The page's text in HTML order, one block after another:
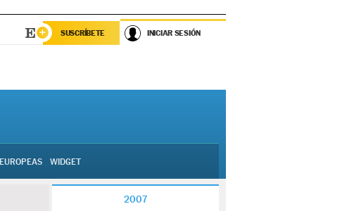
SUSCRÍBETE INICIAR SESIÓN
EUROPEAS WIDGET
2007